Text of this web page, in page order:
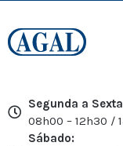
Segunda a
08h00 – 12h30 /
Sábado: